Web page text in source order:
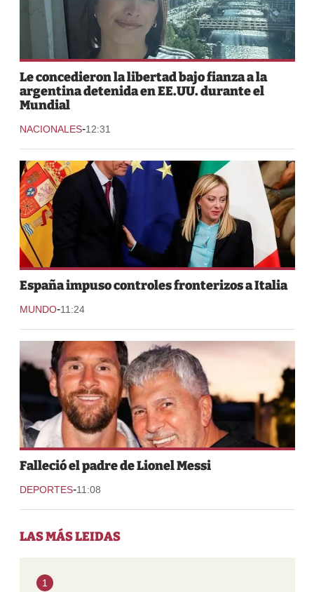
Le concedieron la libertad bajo fianza a la
argentina detenida en EE.UU. durante el
Mundial
NACIONALES-12:31
España impuso controles fronterizos a Italia
MUNDO-11:24
Falleció el padre de Lionel Messi
DEPORTES-11:08
LAS MÁS LEIDAS
1